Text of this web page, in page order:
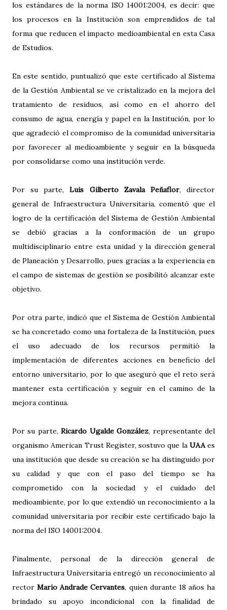
los estándares de la norma ISO 14001:2004, es decir: que
los procesos en la Institución son emprendidos de tal
forma que reducen el impacto medioambiental en esta Casa
de Estudios.
En este sentido, puntualizó que este certificado al Sistema
de la Gestión Ambiental se ve cristalizado en la mejora del
tratamiento de residuos, así como en el ahorro del
consumo de agua, energía y papel en la Institución, por lo
que agradeció el compromiso de la comunidad universitaria
por favorecer al medioambiente y seguir en la búsqueda
por consolidarse como una institución verde.
Por su parte,Luis Gilberto Zavala Peñaflor, director
general de Infraestructura Universitaria, comentó que el
logro de la certificación del Sistema de Gestión Ambiental
se debió gracias a la conformación de un grupo
multidisciplinario entre esta unidad y la dirección general
de Planeación y Desarrollo, pues gracias a la experiencia en
el campo de sistemas de gestión se posibilitó alcanzar este
objetivo.
Por otra parte, indicó que el Sistema de Gestión Ambiental
se ha concretado como una fortaleza de la Institución, pues
el uso adecuado de los recursos permitió la
implementación de diferentes acciones en beneficio del
entorno universitario, por lo que aseguró que el reto será
mantener esta certificación y seguir en el camino de la
mejora continua.
Por su parte,Ricardo Ugalde González, representante del
organismo American Trust Register, sostuvo que la UAAes
una institución que desde su creación se ha distinguido por
su calidad y que con el paso del tiempo se ha
comprometido con la sociedad y el cuidado del
medioambiente, por lo que extendió un reconocimiento a la
comunidad universitaria por recibir este certificado bajo la
norma del ISO 14001:2004.
Finalmente, personal de la dirección general de
Infraestructura Universitaria entregó un reconocimiento al
rectorMario Andrade Cervantes, quien durante 18 años ha
brindado su apoyo incondicional con la finalidad de